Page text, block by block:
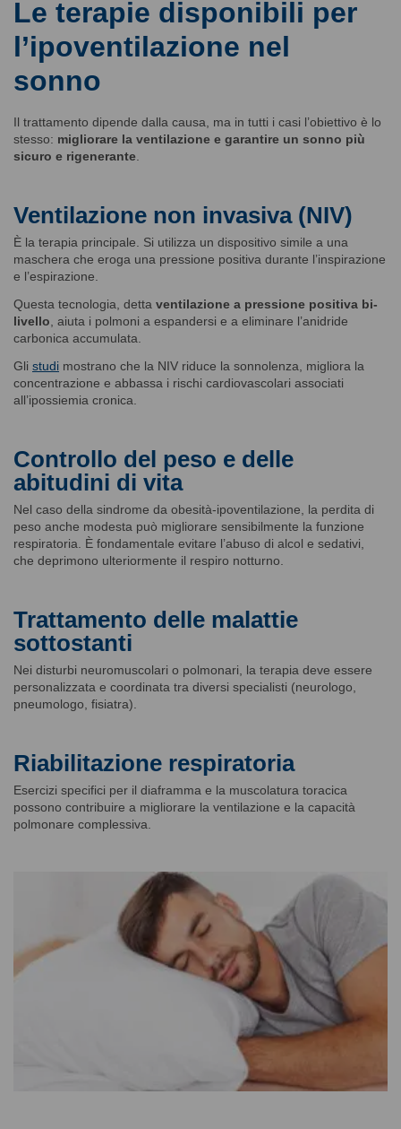
Le terapie disponibili per
l’ipoventilazione nel
sonno
Il trattamento dipende dalla causa, ma in tutti i casi l’obiettivo è lo
stesso: migliorare la ventilazione e garantire un sonno più
sicuro e rigenerante
Ventilazione non invasiva (NIV)
È la terapia principale. Si utilizza un dispositivo simile a una
maschera che eroga una pressione positiva durante l’inspirazione
e l’espirazione.
Questa tecnologia, detta ventilazione a pressione positiva bi-
livello , aiuta i polmoni a espandersi e a eliminare l’anidride
carbonica accumulata.
Gli studi mostrano che la NIV riduce la sonnolenza, migliora la
concentrazione e abbassa i rischi cardiovascolari associati
all’ipossiemia cronica.
Controllo del peso e delle
abitudini di vita
Nel caso della sindrome da obesità-ipoventilazione, la perdita di
peso anche modesta può migliorare sensibilmente la funzione
respiratoria. È fondamentale evitare l’abuso di alcol e sedativi,
che deprimono ulteriormente il respiro notturno.
Trattamento delle malattie
sottostanti
Nei disturbi neuromuscolari o polmonari, la terapia deve essere
personalizzata e coordinata tra diversi specialisti (neurologo,
pneumologo, fisiatra).
Riabilitazione respiratoria
Esercizi specifici per il diaframma e la muscolatura toracica
possono contribuire a migliorare la ventilazione e la capacità
polmonare complessiva.